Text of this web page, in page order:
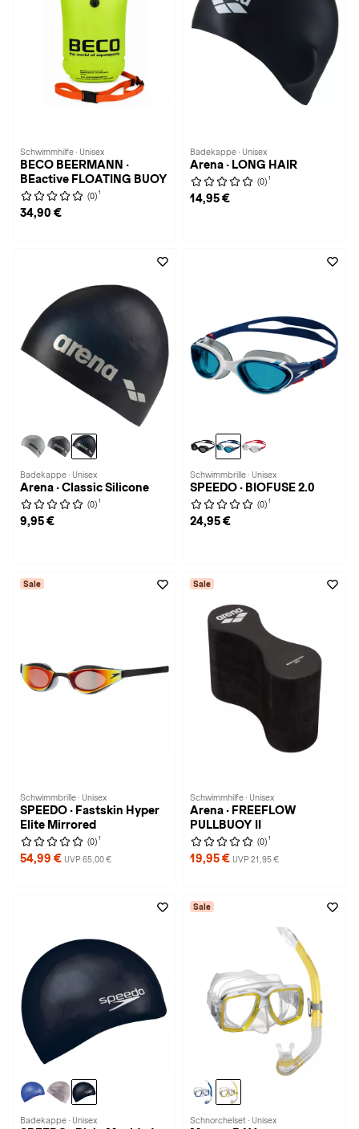
Schwimmhilfe · Unisex
BECO BEERMANN ·
BEactive FLOATING BUOY
(0) 1
34,90 €
Badekappe · Unisex
Arena · LONG HAIR
(0) 1
14,95 €
Badekappe · Unisex
Arena · Classic Silicone
(0) 1
9,95 €
Schwimmbrille · Unisex
SPEEDO · BIOFUSE 2.0
(0) 1
24,95 €
Sale
Schwimmbrille · Unisex
SPEEDO · Fastskin Hyper
Elite Mirrored
(0) 1
54,99 € UVP 65,00 €
Sale
Schwimmhilfe · Unisex
Arena · FREEFLOW
PULLBUOY II
(0) 1
19,95 € UVP 21,95 €
Badekappe · Unisex
Sale
Schnorchelset · Unisex